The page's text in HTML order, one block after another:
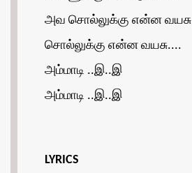
அவ சொல்லுக்கு என்ன வயசு
சொல்லுக்கு என்ன வயசு....
அம்மாடி ..இ..இ
அம்மாடி ..இ..இ
LYRICS